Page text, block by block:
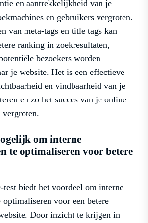
en aantrekkelijkheid van je
en gebruikers vergroten.
van meta-tags en title tags kan
ranking in zoekresultaten,
bezoekers worden
je website. Het is een effectieve
en vindbaarheid van je
en zo het succes van je online
vergroten.
om interne
te optimaliseren voor betere
test biedt het voordeel om interne
voor een betere
Door inzicht te krijgen in